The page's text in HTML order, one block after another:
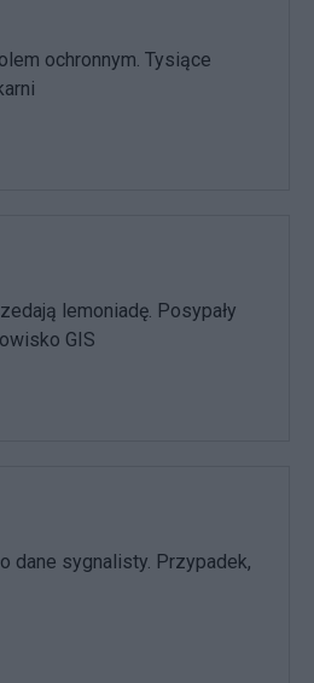
ochronnym. Tysiące
lemoniadę. Posypały
GIS
dane sygnalisty. Przypadek,